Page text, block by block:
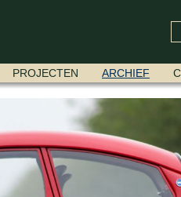
PROJECTEN ARCHIEF